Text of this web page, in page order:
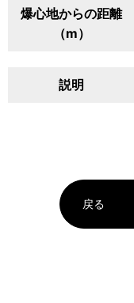
爆心地からの距離
（m）
説明
戻る